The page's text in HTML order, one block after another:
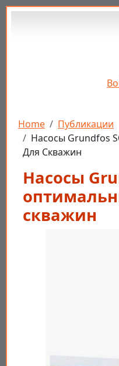
Перейти к основному
Строка
Home
Публикации
Насосы Grundfos
Для Скважин
Насосы
скважин